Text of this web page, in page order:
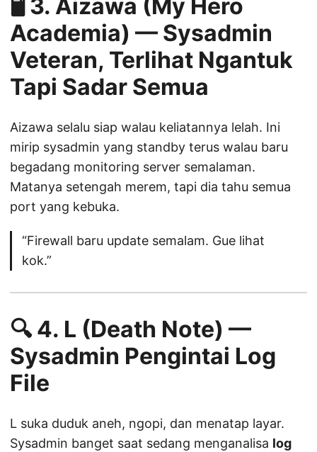
🖥️ 3. Aizawa (My Hero
Academia) — Sysadmin
Veteran, Terlihat Ngantuk
Tapi Sadar Semua
Aizawa selalu siap walau keliatannya lelah. Ini
mirip sysadmin yang standby terus walau baru
begadang monitoring server semalaman.
Matanya setengah merem, tapi dia tahu semua
port yang kebuka.
“Firewall baru update semalam. Gue lihat
kok.”
🔍 4. L (Death Note) —
Sysadmin Pengintai Log
File
L suka duduk aneh, ngopi, dan menatap layar.
Sysadmin banget saat sedang menganalisa log